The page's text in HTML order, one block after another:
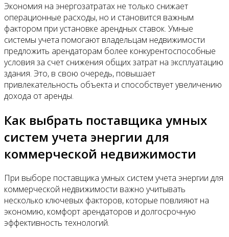
Экономия на энергозатратах не только снижает
операционные расходы, но и становится важным
фактором при установке арендных ставок. Умные
системы учета помогают владельцам недвижимости
предложить арендаторам более конкурентоспособные
условия за счет снижения общих затрат на эксплуатацию
здания. Это, в свою очередь, повышает
привлекательность объекта и способствует увеличению
дохода от аренды.
Как выбрать поставщика умных
систем учета энергии для
коммерческой недвижимости
При выборе поставщика умных систем учета энергии для
коммерческой недвижимости важно учитывать
несколько ключевых факторов, которые повлияют на
экономию, комфорт арендаторов и долгосрочную
эффективность технологий.